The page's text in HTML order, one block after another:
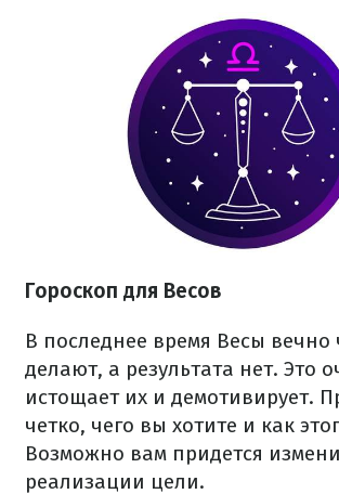
Гороскоп для Весов
В последнее время Весы вечно
делают, а результата нет. Это
истощает их и демотивирует.
четко, чего вы хотите и как
Возможно вам придется
реализации цели.